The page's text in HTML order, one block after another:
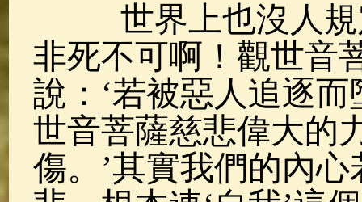
世界上也沒人規
非死不可啊！觀世音
說：‘若被惡人追逐
世音菩薩慈悲偉大的
傷。’其實我們的內